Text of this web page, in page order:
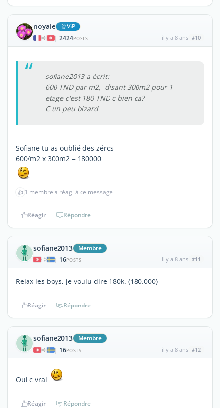
noyale ViP
| 2424POSTS il y a 8 ans #10
sofiane2013 a écrit:
600 TND par m2, disant 300m2 pour 1
etage c'est 180 TND c bien ca?
C un peu bizard
Sofiane tu as oublié des zéros
600/m2 x 300m2 = 180000
👍 1 membre a réagi à ce message
Réagir Répondre
sofiane2013 Membre
| 16POSTS il y a 8 ans #11
Relax les boys, je voulu dire 180k. (180.000)
Réagir Répondre
sofiane2013 Membre
| 16POSTS il y a 8 ans #12
Oui c vrai
Réagir Répondre